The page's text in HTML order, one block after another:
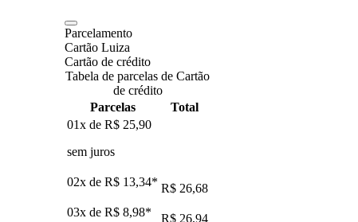
Parcelamento
Cartão Luiza
Cartão de crédito
Tabela de parcelas de Cartão
de crédito
Parcelas
Total
01x de R$ 25,90
sem juros
02x de R$ 13,34* R$ 26,68
03x de R$ 8,98*
R$ 26,94